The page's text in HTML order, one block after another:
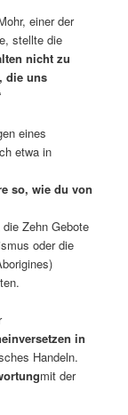
einer der
stellte die
nicht zu
die uns
eines
etwa in
so, wie du von
Zehn Gebote
oder die
in
Handeln.
mit der